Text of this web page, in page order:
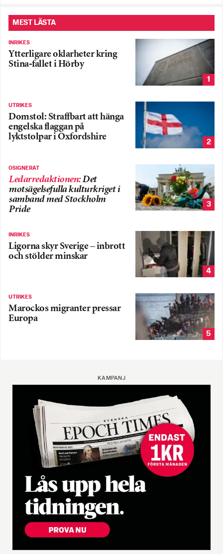
MEST LÄSTA
INRIKES
Ytterligare oklarheter kring
Stina-fallet i Hörby
1
UTRIKES
Domstol: Straffbart att hänga
engelska flaggan på
lyktstolpar i Oxfordshire
2
OSIGNERAT
Ledarredaktionen:Det
motsägelsefulla kulturkriget i
samband med Stockholm
Pride
3
INRIKES
Ligorna skyr Sverige – inbrott
och stölder minskar
4
UTRIKES
Marockos migranter pressar
Europa
5
KAMPANJ